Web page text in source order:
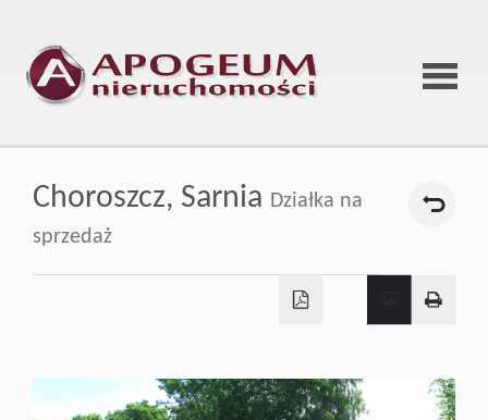
Strona
O
firmie
Choroszcz, Sarnia Działka na
sprzedaż